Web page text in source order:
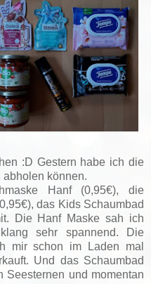
:D Gestern habe ich die
abholen können.
Hanf (0,95€), die
das Kids Schaumbad
Die Hanf Maske sah ich
sehr spannend. Die
mir schon im Laden mal
Und das Schaumbad
und momentan